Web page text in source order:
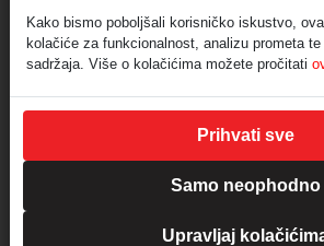
Šifra:806 206040M
Udarna tipla sa širokom
Cijena za 100kom=1C
Kako bismo poboljšali korisničko iskustvo,
kolačiće za funkcionalnost, analizu prometa
sadržaja. Više o kolačićima možete pročitati
Prihvati sve
Samo neophodno
Upravljaj